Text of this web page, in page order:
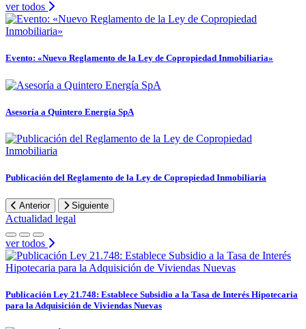
ver todos
Evento: «Nuevo Reglamento de la Ley de Copropiedad Inmobiliaria»
Asesoría a Quintero Energía SpA
Publicación del Reglamento de la Ley de Copropiedad Inmobiliaria
Anterior Siguiente
Actualidad legal
ver todos
Publicación Ley 21.748: Establece Subsidio a la Tasa de Interés Hipotecaria
para la Adquisición de Viviendas Nuevas